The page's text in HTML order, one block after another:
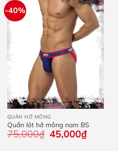
-40%
QUẦN HỞ MÔNG
Quần lót hở mông nam BS
75,000₫ Giá
gốc
45,000₫Giá
hiện